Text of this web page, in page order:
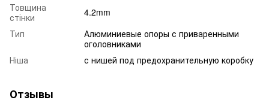
Товщина
стінки
4.2mm
Тип
Алюминиевые опоры с приваренными
оголовниками
Ніша
с нишей под предохранительную коробку
Отзывы